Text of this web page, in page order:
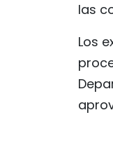
las
Los